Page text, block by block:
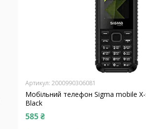
2000990306081
Мобільний телефон Sigma mobile
Black
585 ₴